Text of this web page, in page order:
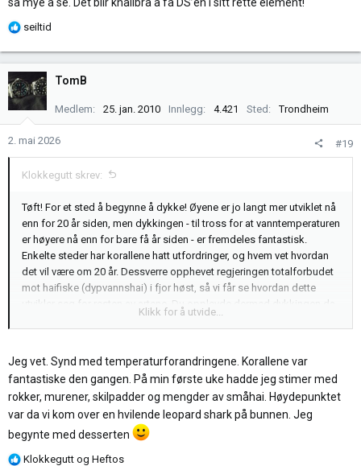
R
k
s
j
n
e
r
seiltid
TomB
Medlem 25. jan. 2010 Innlegg 4.421 Sted Trondheim
2. mai 2026 #19
Klokkegutt skrev:
Tøft! For et sted å begynne å dykke! Øyene er jo langt mer utviklet nå
enn for 20 år siden, men dykkingen - til tross for at vanntemperaturen
er høyere nå enn for bare få år siden - er fremdeles fantastisk.
Enkelte steder har korallene hatt utfordringer, og hvem vet hvordan
det vil være om 20 år. Dessverre opphevet regjeringen totalforbudet
mot haifiske (dypvannshai) i fjor høst, så vi får se hvordan dette
utvikler seg for resten av artene. Du opplevde dermed dykkingen da
det var på sitt kanskje aller beste!
Klikk for å utvide...
Jeg vet. Synd med temperaturforandringene. Korallene var
fantastiske den gangen. På min første uke hadde jeg stimer med
rokker, murener, skilpadder og mengder av småhai. Høydepunktet
var da vi kom over en hvilende leopard shark på bunnen. Jeg
begynte med desserten
R
Klokkegutt og Heftos